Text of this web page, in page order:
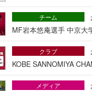
MF岩本悠庵選手 中京大
チーム
KOBE SANNOMIYA
クラブ
メディア